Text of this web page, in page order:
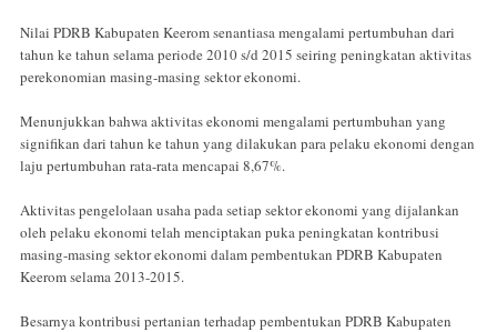
Nilai PDRB Kabupaten Keerom senantiasa mengalami pertumbuhan dari
tahun ke tahun selama periode 2010 s/d 2015 seiring peningkatan aktivitas
perekonomian masing-masing sektor ekonomi.
Menunjukkan bahwa aktivitas ekonomi mengalami pertumbuhan yang
signifikan dari tahun ke tahun yang dilakukan para pelaku ekonomi dengan
laju pertumbuhan rata-rata mencapai 8,67%.
Aktivitas pengelolaan usaha pada setiap sektor ekonomi yang dijalankan
oleh pelaku ekonomi telah menciptakan puka peningkatan kontribusi
masing-masing sektor ekonomi dalam pembentukan PDRB Kabupaten
Keerom selama 2013-2015.
Besarnya kontribusi pertanian terhadap pembentukan PDRB Kabupaten